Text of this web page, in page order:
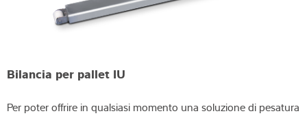
Bilancia per pallet IU
Per poter offrire in qualsiasi momento una soluzione di pesatura